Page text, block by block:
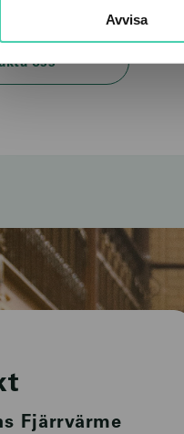
Avvisa
och lokaler.
oss
Fjärrvärme